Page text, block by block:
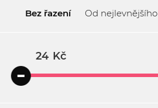
Bez řazení Od nejlevnějšího
Kč